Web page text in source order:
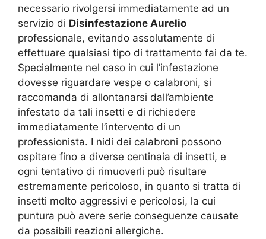
necessario rivolgersi immediatamente ad un
servizio di Disinfestazione Aurelio
professionale, evitando assolutamente di
effettuare qualsiasi tipo di trattamento fai da te.
Specialmente nel caso in cui l’infestazione
dovesse riguardare vespe o calabroni, si
raccomanda di allontanarsi dall’ambiente
infestato da tali insetti e di richiedere
immediatamente l’intervento di un
professionista. I nidi dei calabroni possono
ospitare fino a diverse centinaia di insetti, e
ogni tentativo di rimuoverli può risultare
estremamente pericoloso, in quanto si tratta di
insetti molto aggressivi e pericolosi, la cui
puntura può avere serie conseguenze causate
da possibili reazioni allergiche.